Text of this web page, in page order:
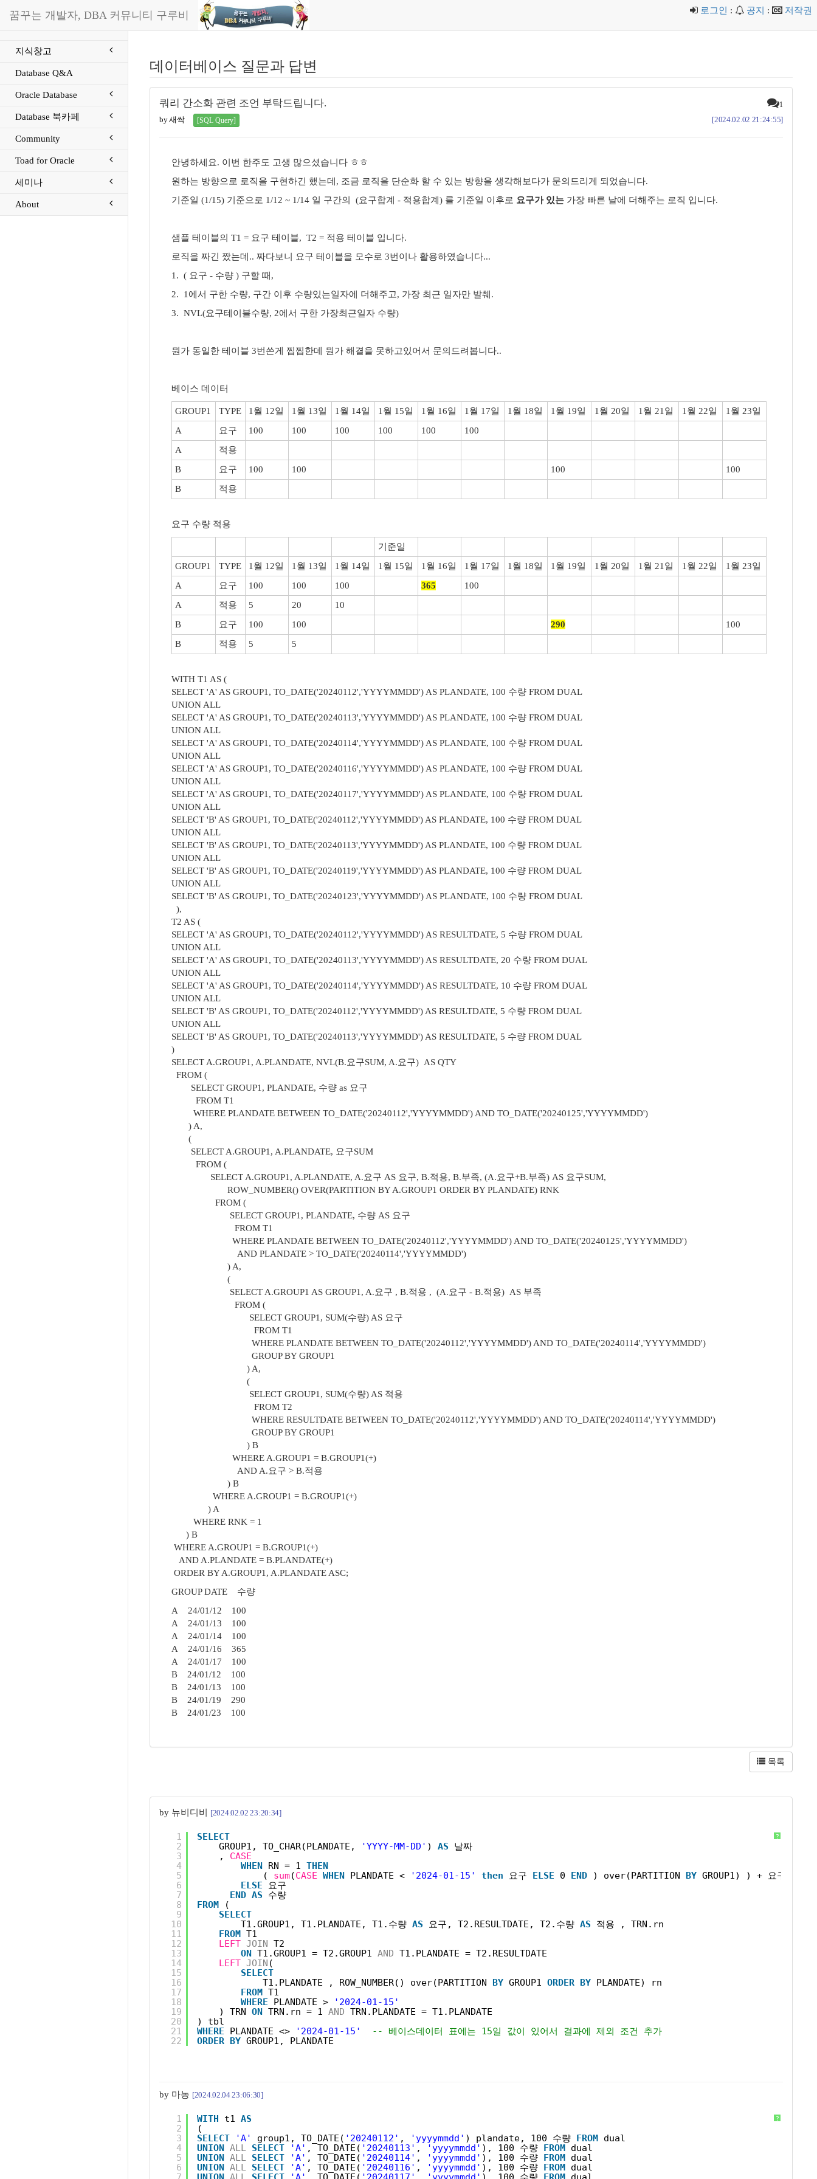
꿈꾸는 개발자, DBA 커뮤니티 구루비 로그인 : 공지 : 저작권
지식창고
Database Q&A
Oracle Database
Database 북카페
Community
Toad for Oracle
세미나
About
데이터베이스 질문과 답변
쿼리 간소화 관련 조언 부탁드립니다. 1
by 새싹 [SQL Query] [2024.02.02 21:24:55]
안녕하세요. 이번 한주도 고생 많으셨습니다 ㅎㅎ
원하는 방향으로 로직을 구현하긴 했는데, 조금 로직을 단순화 할 수 있는 방향을 생각해보다가 문의드리게 되었습니다.
기준일 (1/15) 기준으로 1/12 ~ 1/14 일 구간의 (요구합계 - 적용합계) 를 기준일 이후로 요구가 있는 가장 빠른 날에 더해주는 로직 입니다.
샘플 테이블의 T1 = 요구 테이블, T2 = 적용 테이블 입니다.
로직을 짜긴 짰는데.. 짜다보니 요구 테이블을 모수로 3번이나 활용하였습니다...
1. ( 요구 - 수량 ) 구할 때,
2. 1에서 구한 수량, 구간 이후 수량있는일자에 더해주고, 가장 최근 일자만 발췌.
3. NVL(요구테이블수량, 2에서 구한 가장최근일자 수량)
뭔가 동일한 테이블 3번쓴게 찝찝한데 뭔가 해결을 못하고있어서 문의드려봅니다..
베이스 데이터
GROUP1 TYPE 1월 12일 1월 13일 1월 14일 1월 15일 1월 16일 1월 17일 1월 18일 1월 19일 1월 20일 1월 21일 1월 22일
1월 23일
A
요구 100 100 100 100 100
100
A
적용
B
요구 100 100 100
100
B
적용
요구 수량 적용
기준일
GROUP1
TYPE 1월 12일 1월 13일 1월 14일 1월 15일 1월 16일 1월 17일 1월 18일 1월 19일 1월 20일 1월 21일 1월 22일
1월 23일
A
요구 100 100 100 365
100
A
적용 5 20
10
B
요구 100 100 290
100
B
적용 5 5
WITH T1 AS (
SELECT 'A' AS GROUP1, TO_DATE('20240112','YYYYMMDD') AS PLANDATE, 100 수량 FROM DUAL
UNION ALL
SELECT 'A' AS GROUP1, TO_DATE('20240113','YYYYMMDD') AS PLANDATE, 100 수량 FROM DUAL
UNION ALL
SELECT 'A' AS GROUP1, TO_DATE('20240114','YYYYMMDD') AS PLANDATE, 100 수량 FROM DUAL
UNION ALL
SELECT 'A' AS GROUP1, TO_DATE('20240116','YYYYMMDD') AS PLANDATE, 100 수량 FROM DUAL
UNION ALL
SELECT 'A' AS GROUP1, TO_DATE('20240117','YYYYMMDD') AS PLANDATE, 100 수량 FROM DUAL
UNION ALL
SELECT 'B' AS GROUP1, TO_DATE('20240112','YYYYMMDD') AS PLANDATE, 100 수량 FROM DUAL
UNION ALL
SELECT 'B' AS GROUP1, TO_DATE('20240113','YYYYMMDD') AS PLANDATE, 100 수량 FROM DUAL
UNION ALL
SELECT 'B' AS GROUP1, TO_DATE('20240119','YYYYMMDD') AS PLANDATE, 100 수량 FROM DUAL
UNION ALL
SELECT 'B' AS GROUP1, TO_DATE('20240123','YYYYMMDD') AS PLANDATE, 100 수량 FROM DUAL
),
T2 AS (
SELECT 'A' AS GROUP1, TO_DATE('20240112','YYYYMMDD') AS RESULTDATE, 5 수량 FROM DUAL
UNION ALL
SELECT 'A' AS GROUP1, TO_DATE('20240113','YYYYMMDD') AS RESULTDATE, 20 수량 FROM DUAL
UNION ALL
SELECT 'A' AS GROUP1, TO_DATE('20240114','YYYYMMDD') AS RESULTDATE, 10 수량 FROM DUAL
UNION ALL
SELECT 'B' AS GROUP1, TO_DATE('20240112','YYYYMMDD') AS RESULTDATE, 5 수량 FROM DUAL
UNION ALL
SELECT 'B' AS GROUP1, TO_DATE('20240113','YYYYMMDD') AS RESULTDATE, 5 수량 FROM DUAL
)
SELECT A.GROUP1, A.PLANDATE, NVL(B.요구SUM, A.요구) AS QTY
FROM (
SELECT GROUP1, PLANDATE, 수량 as 요구
FROM T1
WHERE PLANDATE BETWEEN TO_DATE('20240112','YYYYMMDD') AND TO_DATE('20240125','YYYYMMDD')
) A,
(
SELECT A.GROUP1, A.PLANDATE, 요구SUM
FROM (
SELECT A.GROUP1, A.PLANDATE, A.요구 AS 요구, B.적용, B.부족, (A.요구+B.부족) AS 요구SUM,
ROW_NUMBER() OVER(PARTITION BY A.GROUP1 ORDER BY PLANDATE) RNK
FROM (
SELECT GROUP1, PLANDATE, 수량 AS 요구
FROM T1
WHERE PLANDATE BETWEEN TO_DATE('20240112','YYYYMMDD') AND TO_DATE('20240125','YYYYMMDD')
AND PLANDATE > TO_DATE('20240114','YYYYMMDD')
) A,
(
SELECT A.GROUP1 AS GROUP1, A.요구 , B.적용 , (A.요구 - B.적용) AS 부족
FROM (
SELECT GROUP1, SUM(수량) AS 요구
FROM T1
WHERE PLANDATE BETWEEN TO_DATE('20240112','YYYYMMDD') AND TO_DATE('20240114','YYYYMMDD')
GROUP BY GROUP1
) A,
(
SELECT GROUP1, SUM(수량) AS 적용
FROM T2
WHERE RESULTDATE BETWEEN TO_DATE('20240112','YYYYMMDD') AND TO_DATE('20240114','YYYYMMDD')
GROUP BY GROUP1
) B
WHERE A.GROUP1 = B.GROUP1(+)
AND A.요구 > B.적용
) B
WHERE A.GROUP1 = B.GROUP1(+)
) A
WHERE RNK = 1
) B
WHERE A.GROUP1 = B.GROUP1(+)
AND A.PLANDATE = B.PLANDATE(+)
ORDER BY A.GROUP1, A.PLANDATE ASC;
GROUP DATE 수량
A 24/01/12 100
A 24/01/13 100
A 24/01/14 100
A 24/01/16 365
A 24/01/17 100
B 24/01/12 100
B 24/01/13 100
B 24/01/19 290
B 24/01/23 100
목록
by 뉴비디비 [2024.02.02 23:20:34]
?
1
2
3
4
5
6
7
8
9
10
11
12
13
14
15
16
17
18
19
20
21
22
SELECT
GROUP1, TO_CHAR(PLANDATE,
'YYYY-MM-DD' ) AS
날짜
, CASE
WHEN RN = 1 THEN
( sum(CASE WHEN PLANDATE < '2024-01-15' then 요구 ELSE 0 END ) over(PARTITION BY GROUP1) ) + 요구 - (
ELSE
요구
END AS
수량
FROM
(
SELECT
T1.GROUP1, T1.PLANDATE, T1.수량 AS 요구, T2.RESULTDATE, T2.수량 AS
적용 , TRN.rn
FROM T1
LEFT JOIN T2
ON T1.GROUP1 = T2.GROUP1 AND T1.PLANDATE = T2.RESULTDATE
LEFT JOIN (
SELECT
T1.PLANDATE , ROW_NUMBER() over(PARTITION BY GROUP1 ORDER BY PLANDATE) rn
FROM T1
WHERE
PLANDATE >
'2024-01-15'
) TRN ON TRN.rn = 1 AND TRN.PLANDATE = T1.PLANDATE
) tbl
WHERE
PLANDATE <> '2024-01-15'
-- 베이스데이터 표에는 15일 값이 있어서 결과에 제외 조건 추가
ORDER BY GROUP1, PLANDATE
by 마농 [2024.02.04 23:06:30]
?
1
2
3
4
5
6
WITH t1 AS
(
SELECT
'A' group1, TO_DATE( '20240112' , 'yyyymmdd' ) plandate, 100 수량 FROM dual
UNION ALL SELECT 'A' , TO_DATE( '20240113' , 'yyyymmdd' ), 100 수량 FROM dual
UNION ALL SELECT 'A' , TO_DATE( '20240114' , 'yyyymmdd' ), 100 수량 FROM dual
UNION ALL SELECT 'A' , TO_DATE( '20240116' , 'yyyymmdd' ), 100 수량 FROM dual